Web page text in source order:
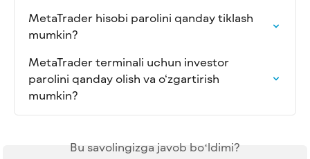
MetaTrader hisobi parolini qanday tiklash
mumkin?
MetaTrader terminali uchun investor
parolini qanday olish va o‘zgartirish
mumkin?
Bu savolingizga javob boʻldimi?